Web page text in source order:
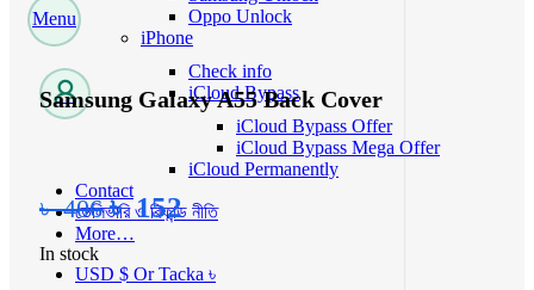
Menu
Oppo Unlock
iPhone
Check info
iCloud Bypass
iCloud Bypass Offer
iCloud Bypass Mega Offer
iCloud Permanently
Contact
ডেলিভারি ও রিফান্ড নীতি
More…
USD $ Or Tacka ৳
Click to enlarge
Samsung Galaxy A55 Back Cover
৳406 ৳152
In stock